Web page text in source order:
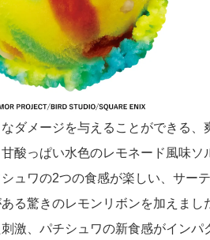
ダメージを与えることができる
酸っぱい水色のレモネード風味
ュワの2つの食感が楽しい、サー
る驚きのレモンリボンを加えまし
激、パチシュワの新食感がインパ